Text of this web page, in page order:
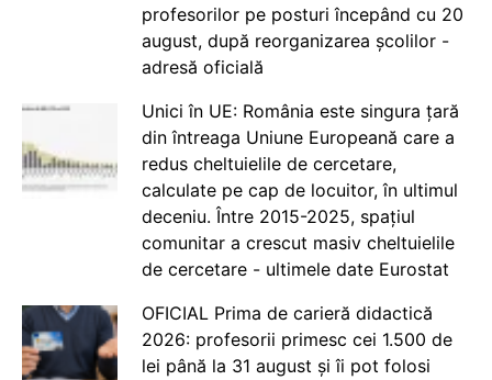
profesorilor pe posturi începând cu 20
august, după reorganizarea școlilor -
adresă oficială
Unici în UE: România este singura țară
din întreaga Uniune Europeană care a
redus cheltuielile de cercetare,
calculate pe cap de locuitor, în ultimul
deceniu. Între 2015-2025, spațiul
comunitar a crescut masiv cheltuielile
de cercetare - ultimele date Eurostat
OFICIAL Prima de carieră didactică
2026: profesorii primesc cei 1.500 de
lei până la 31 august și îi pot folosi